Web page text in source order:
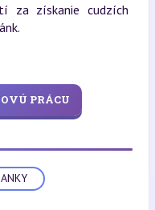
za získanie cudzích
PRÁCU